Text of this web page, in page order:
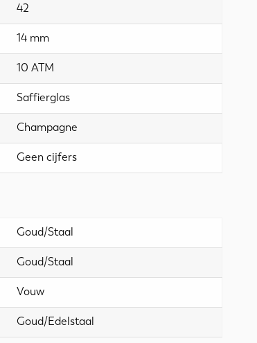
42
14 mm
10 ATM
Saffierglas
Champagne
Geen cijfers
Goud/Staal
Goud/Staal
Vouw
Goud/Edelstaal